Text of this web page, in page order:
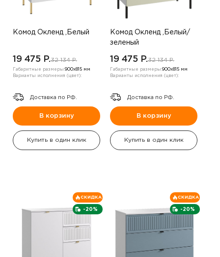
Комод Окленд ,Белый
19 475 P.32 134 P.
Габаритные размеры:900х815 мм
Варианты исполнения (цвет):
Доставка по РФ.
В корзину
Купить в один клик
Комод Окленд ,Белый/
зеленый
19 475 P.32 134 P.
Габаритные размеры:900х815 мм
Варианты исполнения (цвет):
Доставка по РФ.
В корзину
Купить в один клик
-20%
СКИДКА
-20%
СКИДКА